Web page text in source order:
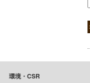
環境・CSR